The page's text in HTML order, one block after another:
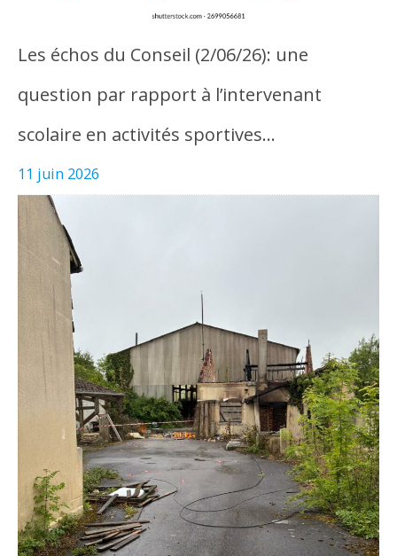
Les échos du Conseil (2/06/26): une
question par rapport à l’intervenant
scolaire en activités sportives…
11 juin 2026